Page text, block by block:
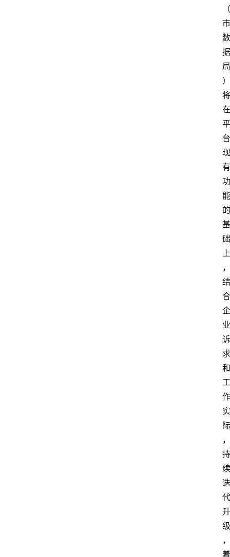
（
市
数
据
局
）
将
在
平
台
现
有
功
能
的
基
础
上
，
结
合
企
业
诉
求
和
工
作
实
际
，
持
续
迭
代
升
级
，
着